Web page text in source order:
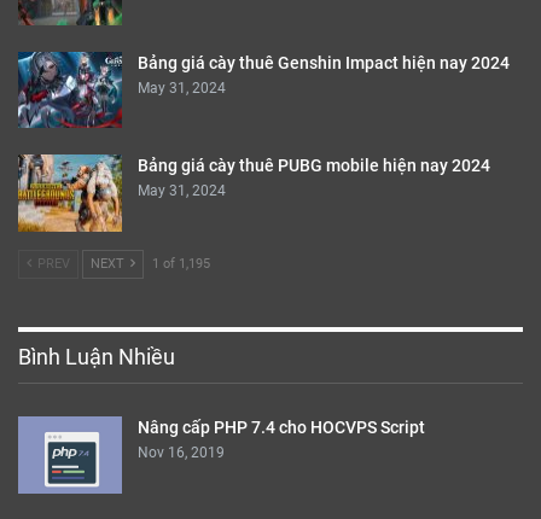
Bảng giá cày thuê Genshin Impact hiện nay 2024
May 31, 2024
Bảng giá cày thuê PUBG mobile hiện nay 2024
May 31, 2024
PREV NEXT 1 of 1,195
Bình Luận Nhiều
Nâng cấp PHP 7.4 cho HOCVPS Script
Nov 16, 2019